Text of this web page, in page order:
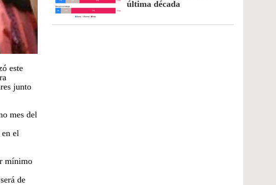
este
junto
mes del
el
mínimo
de
última década